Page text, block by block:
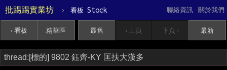
批踢踢實業坊 › 看板 Stock 關於我們
聯絡資訊
‹ 看板 精華區 最舊 ‹ 上頁 下頁 › 最新